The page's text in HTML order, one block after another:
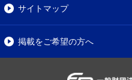
サイトマップ
掲載をご希望の方へ